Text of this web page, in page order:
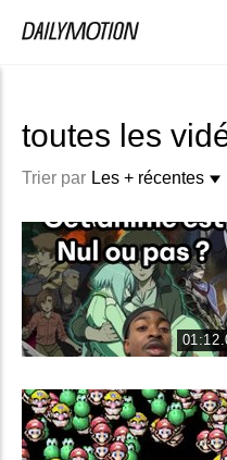
toutes les
Trier par Les + récentes